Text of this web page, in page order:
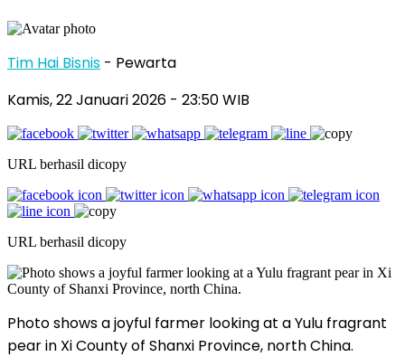
Tim Hai Bisnis - Pewarta
Kamis, 22 Januari 2026 - 23:50 WIB
URL berhasil dicopy
URL berhasil dicopy
Photo shows a joyful farmer looking at a Yulu fragrant
pear in Xi County of Shanxi Province, north China.